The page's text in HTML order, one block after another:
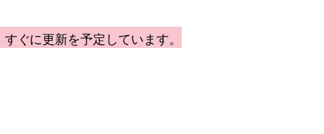
ぐに更新を予定しています。